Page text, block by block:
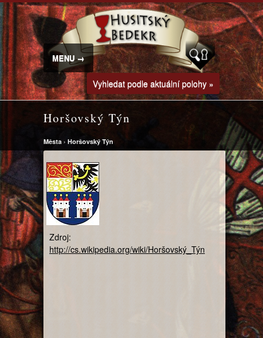
MENU →
Vyhledat podle aktuální polohy »
Horšovský Týn
Města › Horšovský Týn
Zdroj:
http://cs.wikipedia.org/wiki/Horšovský_Týn